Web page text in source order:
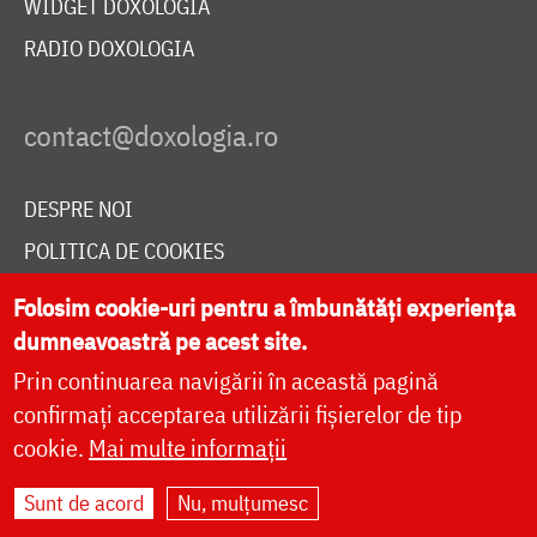
WIDGET DOXOLOGIA
RADIO DOXOLOGIA
DESPRE NOI
POLITICA DE COOKIES
DONEAZĂ ONLINE PENTRU CATEDRALA NAȚIONALĂ
LIVE
Site dezvoltat deDOXOLOGIA MEDIA
Folosim cookie-uri pentru a îmbunătăți experiența
dumneavoastră pe acest site.
Prin continuarea navigării în această pagină
confirmați acceptarea utilizării fișierelor de tip
cookie. Mai multe informații
Sunt de acord Nu, mulțumesc